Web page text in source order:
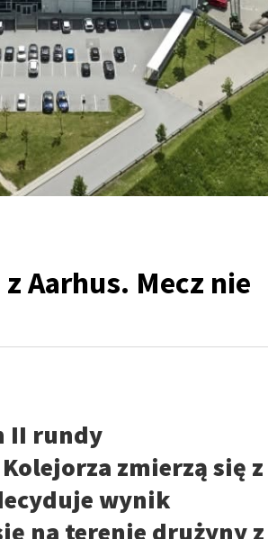
Aarhus. Mecz nie
II rundy
zmierzą się z
wynik
na terenie drużyny z